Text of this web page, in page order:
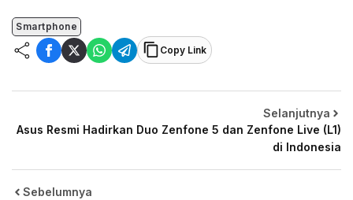
Smartphone
Copy Link
Sebelumnya
Selanjutnya
Asus Resmi Hadirkan Duo Zenfone 5 dan Zenfone Live (L1)
di Indonesia